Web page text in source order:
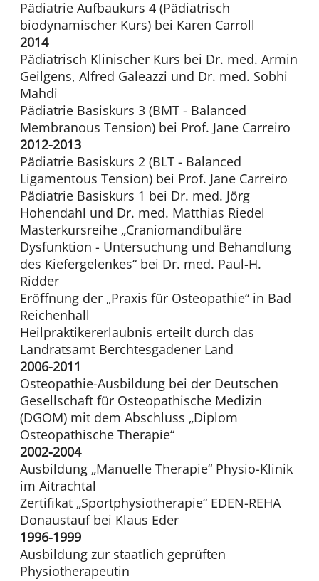
Pädiatrie Aufbaukurs 4 (Pädiatrisch
biodynamischer Kurs) bei Karen Carroll
2014
Pädiatrisch Klinischer Kurs bei Dr. med. Armin
Geilgens, Alfred Galeazzi und Dr. med. Sobhi
Mahdi
Pädiatrie Basiskurs 3 (BMT - Balanced
Membranous Tension) bei Prof. Jane Carreiro
2012-2013
Pädiatrie Basiskurs 2 (BLT - Balanced
Ligamentous Tension) bei Prof. Jane Carreiro
Pädiatrie Basiskurs 1 bei Dr. med. Jörg
Hohendahl und Dr. med. Matthias Riedel
Masterkursreihe „Craniomandibuläre
Dysfunktion - Untersuchung und Behandlung
des Kiefergelenkes“ bei Dr. med. Paul-H.
Ridder
Eröffnung der „Praxis für Osteopathie“ in Bad
Reichenhall
Heilpraktikererlaubnis erteilt durch das
Landratsamt Berchtesgadener Land
2006-2011
Osteopathie-Ausbildung bei der Deutschen
Gesellschaft für Osteopathische Medizin
(DGOM) mit dem Abschluss „Diplom
Osteopathische Therapie“
2002-2004
Ausbildung „Manuelle Therapie“ Physio-Klinik
im Aitrachtal
Zertifikat „Sportphysiotherapie“ EDEN-REHA
Donaustauf bei Klaus Eder
1996-1999
Ausbildung zur staatlich geprüften
Physiotherapeutin